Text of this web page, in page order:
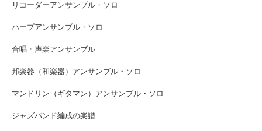
リコーダーアンサンブル・ソロ
ハープアンサンブル・ソロ
合唱・声楽アンサンブル
邦楽器（和楽器）アンサンブル・ソロ
マンドリン（ギタマン）アンサンブル・ソロ
ジャズバンド編成の楽譜